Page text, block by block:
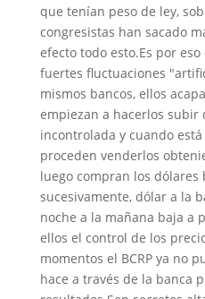
que tenían peso de ley,
congresistas han sacado
efecto todo esto.Es por
fuertes fluctuaciones
mismos bancos, ellos
empiezan a hacerlos subir
incontrolada y cuando
proceden venderlos
luego compran los dólares
sucesivamente, dólar a la
noche a la mañana baja a
ellos el control de los
momentos el BCRP ya no
hace a través de la banca